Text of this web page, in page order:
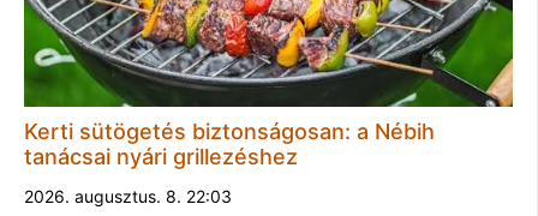
Kerti sütögetés biztonságosan: a Nébih
tanácsai nyári grillezéshez
2026. augusztus. 8. 22:03